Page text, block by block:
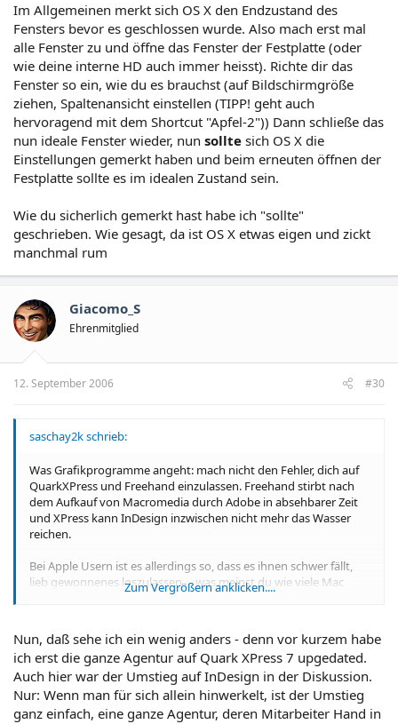
Im Allgemeinen merkt sich OS X den Endzustand des
Fensters bevor es geschlossen wurde. Also mach erst mal
alle Fenster zu und öffne das Fenster der Festplatte (oder
wie deine interne HD auch immer heisst). Richte dir das
Fenster so ein, wie du es brauchst (auf Bildschirmgröße
ziehen, Spaltenansicht einstellen (TIPP! geht auch
hervoragend mit dem Shortcut "Apfel-2")) Dann schließe das
nun ideale Fenster wieder, nun sollte sich OS X die
Einstellungen gemerkt haben und beim erneuten öffnen der
Festplatte sollte es im idealen Zustand sein.
Wie du sicherlich gemerkt hast habe ich "sollte"
geschrieben. Wie gesagt, da ist OS X etwas eigen und zickt
manchmal rum
Giacomo_S
Ehrenmitglied
12. September 2006 #30
saschay2k schrieb:
Was Grafikprogramme angeht: mach nicht den Fehler, dich auf
QuarkXPress und Freehand einzulassen. Freehand stirbt nach
dem Aufkauf von Macromedia durch Adobe in absehbarer Zeit
und XPress kann InDesign inzwischen nicht mehr das Wasser
reichen.
Bei Apple Usern ist es allerdings so, dass es ihnen schwer fällt,
lieb gewonnenes loszulassen ... was meinst du wie viele Mac
User immer noch unter OS 9 rumdümpeln und ihren ganzen
Zum Vergrößern anklicken....
Nun, daß sehe ich ein wenig anders - denn vor kurzem habe
ich erst die ganze Agentur auf Quark XPress 7 upgedated.
Auch hier war der Umstieg auf InDesign in der Diskussion.
Nur: Wenn man für sich allein hinwerkelt, ist der Umstieg
ganz einfach, eine ganze Agentur, deren Mitarbeiter Hand in